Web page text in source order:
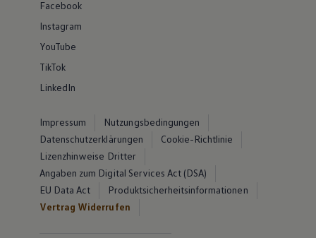
Facebook
Instagram
YouTube
TikTok
LinkedIn
Impressum
Nutzungsbedingungen
Datenschutzerklärungen
Cookie-Richtlinie
Lizenzhinweise Dritter
Angaben zum Digital Services Act (DSA)
EU Data Act
Produktsicherheitsinformationen
Vertrag Widerrufen